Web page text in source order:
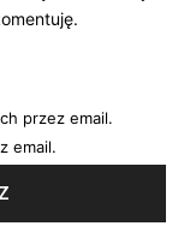
przez email.
email.